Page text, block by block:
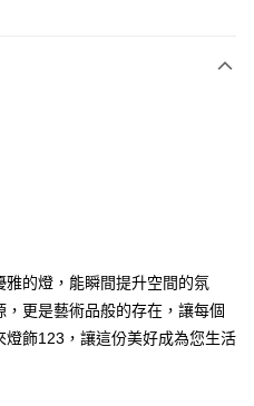
的燈，能瞬間提升空間的氛
更是藝術品般的存在，讓每個
飾123，讓這份美好成為您生活